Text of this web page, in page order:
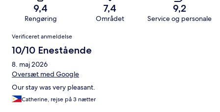
9,4
Rengøring
7,4
Området
9,2
Service og personale
Anmeldelser
Verificeret anmeldelse
10/10 Enestående
8. maj 2026
Oversæt med Google
Our stay was very pleasant.
Catherine, rejse på 3 nætter